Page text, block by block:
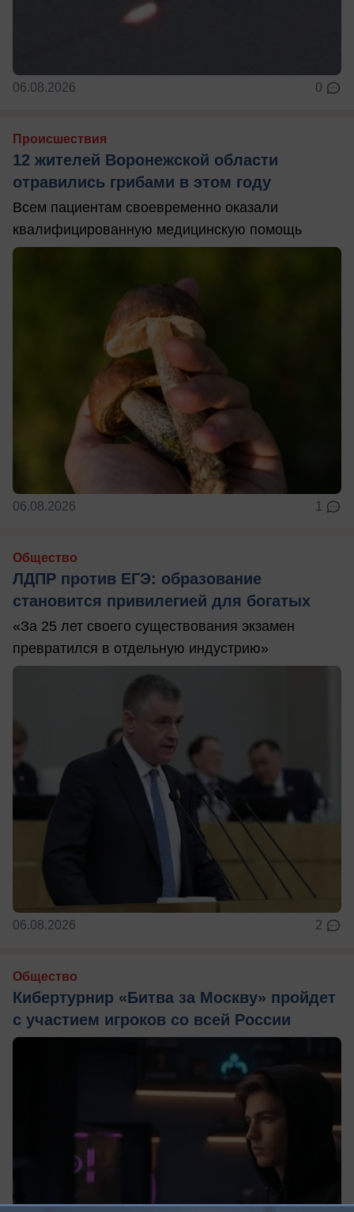
06.08.2026 0
Происшествия
12 жителей Воронежской области
отравились грибами в этом году
Всем пациентам своевременно оказали
квалифицированную медицинскую помощь
06.08.2026 1
Общество
ЛДПР против ЕГЭ: образование
становится привилегией для богатых
«За 25 лет своего существования экзамен
превратился в отдельную индустрию»
06.08.2026 2
Общество
Кибертурнир «Битва за Москву» пройдет
с участием игроков со всей России